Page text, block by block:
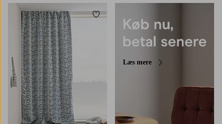
Tilføj til favoritter
250300
Læs mere